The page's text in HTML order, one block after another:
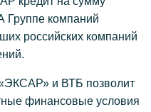
компаний
российских компаний
и ВТБ позволит
финансовые условия